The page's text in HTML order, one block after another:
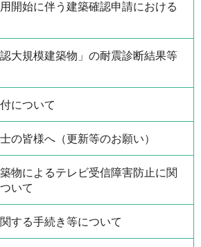
開始に伴う建築確認申請における
認大規模建築物」の耐震診断結果等
について
の皆様へ（更新等のお願い）
物によるテレビ受信障害防止に関
いて
する手続き等について